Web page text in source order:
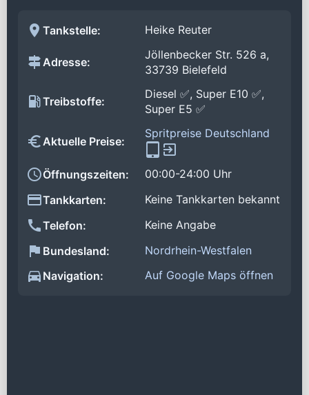
Tankstelle: Heike Reuter
Adresse:
Jöllenbecker Str. 526 a,
33739 Bielefeld
Treibstoffe:
Diesel ✅, Super E10 ✅,
Super E5 ✅
Aktuelle Preise:
Spritpreise Deutschland
Öffnungszeiten:
00:00-24:00 Uhr
Tankkarten:
Keine Tankkarten bekannt
Telefon:
Keine Angabe
Bundesland:
Nordrhein-Westfalen
Navigation:
Auf Google Maps öffnen